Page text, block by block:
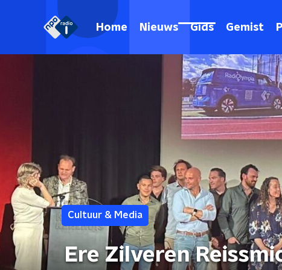
Home Nieuws Gids Gemist
Cultuur & Media
Ere Zilveren